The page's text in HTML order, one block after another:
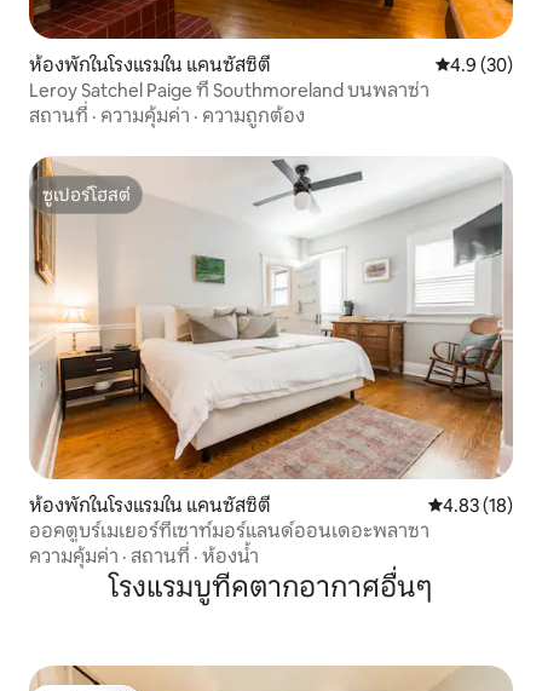
ห้องพักในโรงแรมใน แคนซัสซิตี คะแนนเฉลี่ย
4.9 (30)
Leroy Satchel Paige ที่ Southmoreland บนพลาซ่า
สถานที่ · ความคุ้มค่า · ความถูกต้อง
ซูเปอร์โฮสต์
ซูเปอร์โฮสต์
ห้องพักในโรงแรมใน แคนซัสซิตี คะแนนเฉลี่ย
4.83 (18)
ออคตูบร์เมเยอร์ที่เซาท์มอร์แลนด์ออนเดอะพลาซา
ความคุ้มค่า · สถานที่ · ห้องน้ำ
โรงแรมบูทีคตากอากาศอื่นๆ